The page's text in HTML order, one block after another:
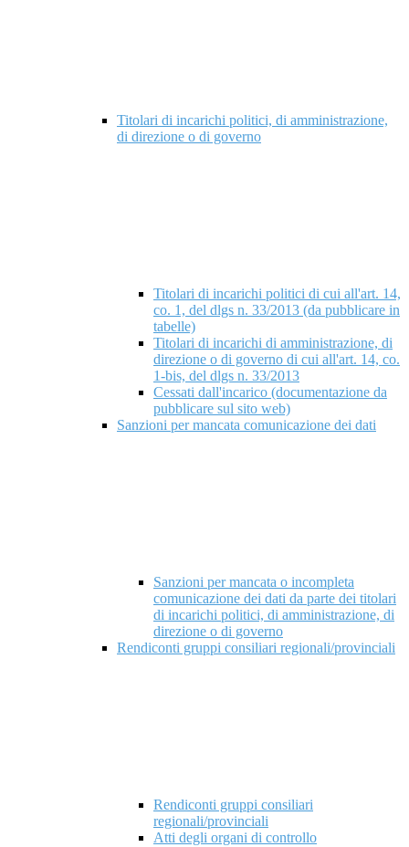
Titolari di incarichi politici, di amministrazione,
di direzione o di governo
Titolari di incarichi politici di cui all'art. 14,
co. 1, del dlgs n. 33/2013 (da pubblicare in
tabelle)
Titolari di incarichi di amministrazione, di
direzione o di governo di cui all'art. 14, co.
1-bis, del dlgs n. 33/2013
Cessati dall'incarico (documentazione da
pubblicare sul sito web)
Sanzioni per mancata comunicazione dei dati
Sanzioni per mancata o incompleta
comunicazione dei dati da parte dei titolari
di incarichi politici, di amministrazione, di
direzione o di governo
Rendiconti gruppi consiliari regionali/provinciali
Rendiconti gruppi consiliari
regionali/provinciali
Atti degli organi di controllo